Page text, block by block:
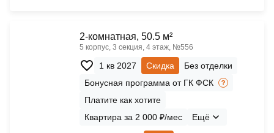
2-комнатная, 50.5 м²
5 корпус, 3 секция, 4 этаж, №556
1 кв 2027 Скидка
Без отделки
Бонусная программа от ГК ФСК
Платите как хотите
Квартира за 2 000 ₽/мес
Ещё